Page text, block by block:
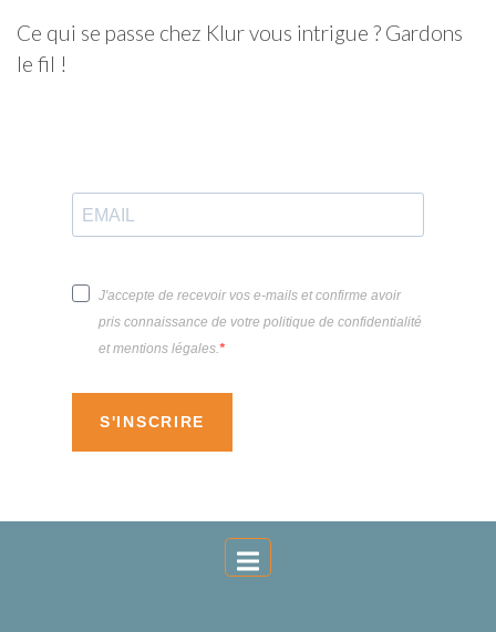
Ce qui se passe chez Klur vous intrigue ? Gardons
le fil !
J'accepte de recevoir vos e-mails et confirme avoir
pris connaissance de votre politique de confidentialité
et mentions légales.
S'INSCRIRE